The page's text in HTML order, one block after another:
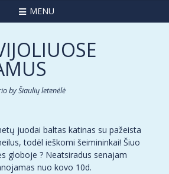
MENU
byŠiaulių letenėlė
juodai baltas katinas su pažeista
todėl ieškomi šeimininkai! Šiuo
globoje ? Neatsiradus senajam
nuo kovo 10d.